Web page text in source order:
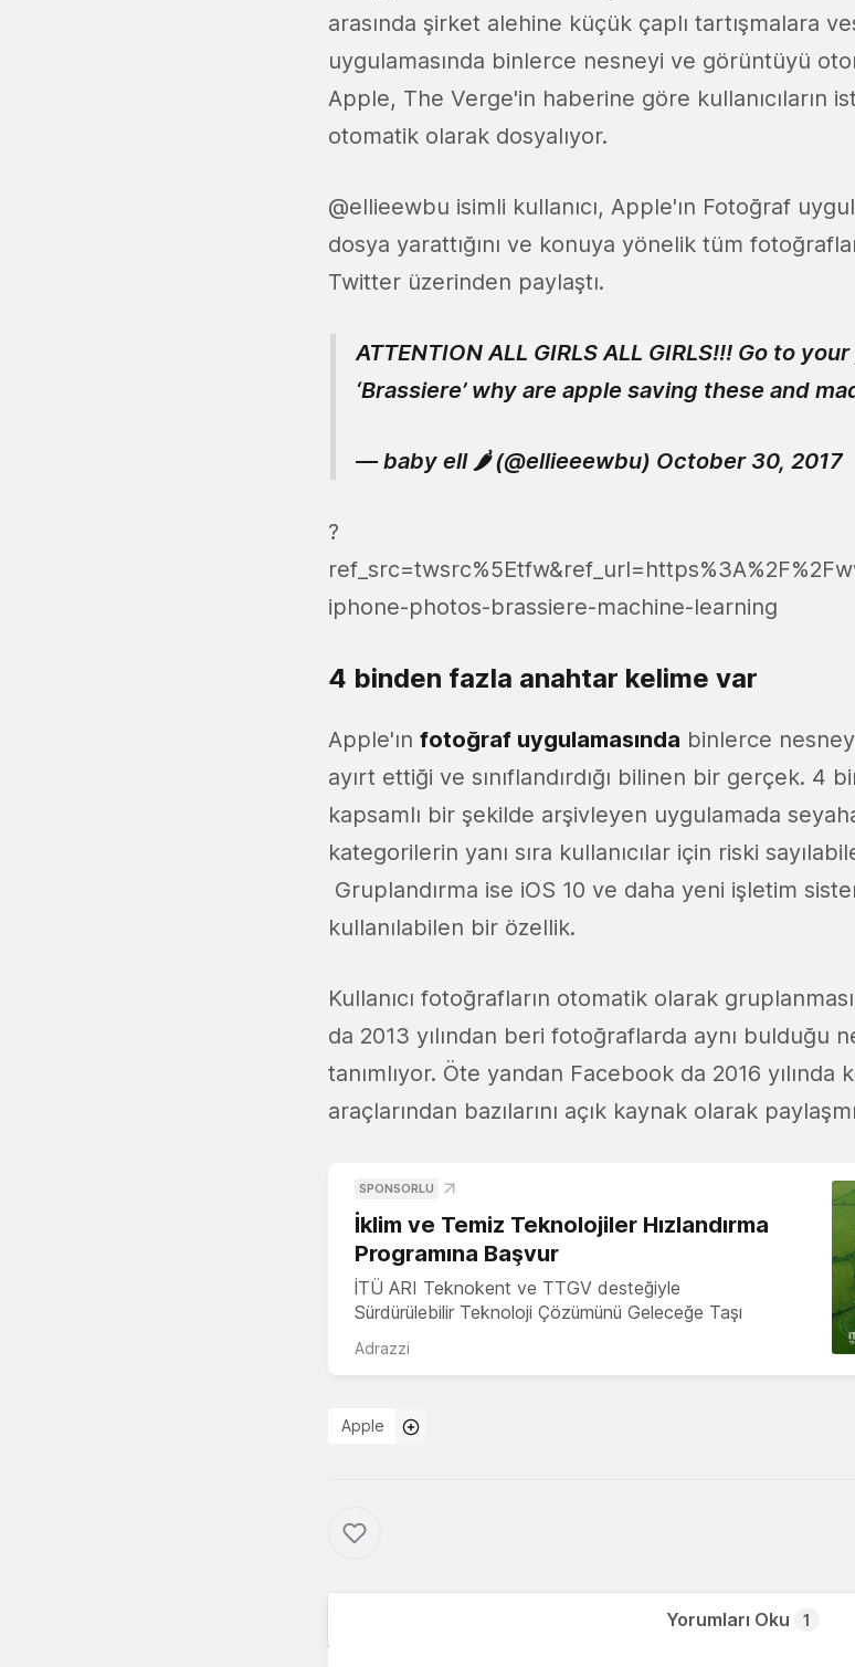
arasında şirket alehine küçük çaplı tartışmalara
uygulamasında binlerce nesneyi ve görüntüyü
Apple, The Verge'in haberine göre kullanıcıların
otomatik olarak dosyalıyor.
@ellieewbu isimli kullanıcı, Apple'ın Fotoğraf
dosya yarattığını ve konuya yönelik tüm
Twitter üzerinden paylaştı.
ATTENTION ALL GIRLS ALL GIRLS!!! Go to
‘Brassiere’ why are apple saving these and
— baby ell 🌶️ (@ellieeewbu) October 30, 2017
?
iphone-photos-brassiere-machine-learning
4 binden fazla anahtar kelime var
Apple'ın fotoğraf uygulamasında binlerce
ayırt ettiği ve sınıflandırdığı bilinen bir gerçek. 4
kapsamlı bir şekilde arşivleyen uygulamada
kategorilerin yanı sıra kullanıcılar için riski
Gruplandırma ise iOS 10 ve daha yeni işletim
kullanılabilen bir özellik.
Kullanıcı fotoğrafların otomatik olarak
da 2013 yılından beri fotoğraflarda aynı bulduğu
tanımlıyor. Öte yandan Facebook da 2016 yılında
araçlarından bazılarını açık kaynak olarak
SPONSORLU
İklim ve Temiz Teknolojiler Hızlandırma
Programına Başvur
İTÜ ARI Teknokent ve TTGV desteğiyle
Sürdürülebilir Teknoloji Çözümünü Geleceğe Taşı
Adrazzi
Apple
Yorumları Oku 1